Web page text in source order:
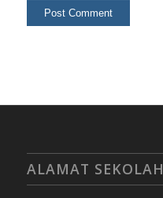
ALAMAT SEKOLAH